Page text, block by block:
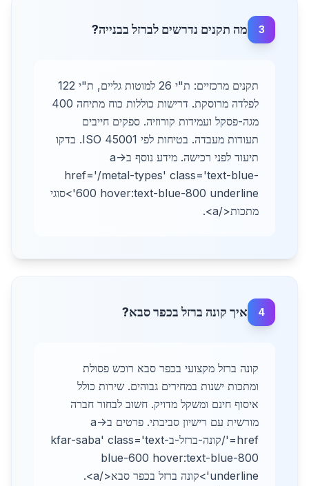
3 מה תקנים נדרשים לברזל בבנייה?
תקנים מרכזיים: ת"י 26 למוטות גליים, ת"י 122
לפלדה מרוסקת. דרישות כוללות כוח מתיחה 400
מגה-פסקל ועמידות קורוזיה. ספקים חייבים
תעודות מעבדה. בטיחות לפי ISO 45001. בדקו
תיעוד לפני רכישה. מידע נוסף ב-<a
href='/metal-types' class='text-blue-
600 hover:text-blue-800 underline'>סוגי
מתכות</a>.
4 איך קונה ברזל בכפר סבא?
קונה ברזל מקצועי בכפר סבא רוכש פסולת
ומתכות ישנות במחירים גבוהים. שירות כולל
איסוף חינם ומשקל מדויק. חשוב לבחור חברה
מורשית עם רישיון סביבתי. פרטים ב-<a
href='/קונה-ברזל-בkfar-saba' class='text-
blue-600 hover:text-blue-800
underline'>קונה ברזל בכפר סבא</a>.